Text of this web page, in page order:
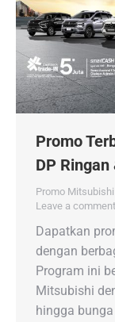
Promo
DP
Promo
Leave a comment
Dapatkan
dengan
Program ini
Mitsubishi
hingga